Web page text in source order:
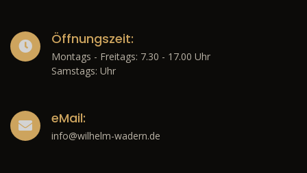
Öffnungszeit:
Montags - Freitags: 7.30 - 17.00 Uhr
Samstags: Uhr
eMail:
info@wilhelm-wadern.de